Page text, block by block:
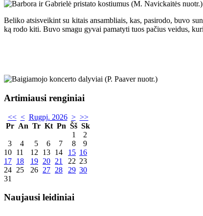
Beliko atsisveikint su kitais ansambliais, kas, pasirodo, buvo
ką rodo kiti. Buvo smagu gyvai pamatyti tuos pačius veidus,
Artimiausi renginiai
<< < Rugpj. 2026 > >>
Pr An Tr Kt Pn Šš Sk
1
2
3
4 5 6 7 8
9
10 11 12 13 14 15 16
17 18 19 20 21 22 23
24 25 26 27 28 29 30
31
Naujausi leidiniai